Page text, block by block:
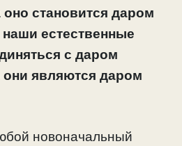
оно становится даром
естественные
с даром
они являются даром
новоначальный